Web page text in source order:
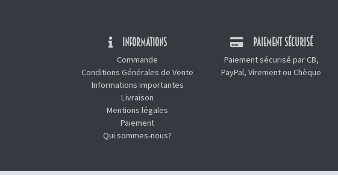
INFORMATIONS
Commande
Conditions Générales de Vente
Informations importantes
Livraison
Mentions légales
Paiement
Qui sommes-nous?
PAIEMENT SÉCURISÉ
Paiement sécurisé par CB,
PayPal, Virement ou Chèque